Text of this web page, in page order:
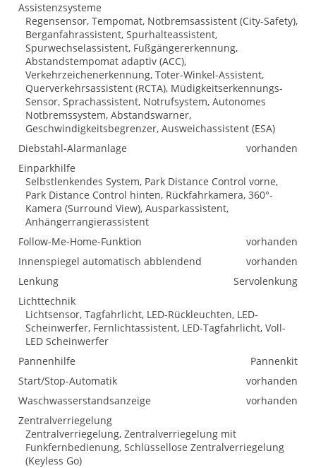
Assistenzsysteme
Regensensor, Tempomat, Notbremsassistent (City-Safety),
Berganfahrassistent, Spurhalteassistent,
Spurwechselassistent, Fußgängererkennung,
Abstandstempomat adaptiv (ACC),
Verkehrzeichenerkennung, Toter-Winkel-Assistent,
Querverkehrsassistent (RCTA), Müdigkeitserkennungs-
Sensor, Sprachassistent, Notrufsystem, Autonomes
Notbremssystem, Abstandswarner,
Geschwindigkeitsbegrenzer, Ausweichassistent (ESA)
Diebstahl-Alarmanlage
vorhanden
Einparkhilfe
Selbstlenkendes System, Park Distance Control vorne,
Park Distance Control hinten, Rückfahrkamera, 360°-
Kamera (Surround View), Ausparkassistent,
Anhängerrangierassistent
Follow-Me-Home-Funktion
vorhanden
Innenspiegel automatisch abblendend
vorhanden
Lenkung
Servolenkung
Lichttechnik
Lichtsensor, Tagfahrlicht, LED-Rückleuchten, LED-
Scheinwerfer, Fernlichtassistent, LED-Tagfahrlicht, Voll-
LED Scheinwerfer
Pannenhilfe
Pannenkit
Start/Stop-Automatik
vorhanden
Waschwasserstandsanzeige
vorhanden
Zentralverriegelung
Zentralverriegelung, Zentralverriegelung mit
Funkfernbedienung, Schlüssellose Zentralverriegelung
(Keyless Go)